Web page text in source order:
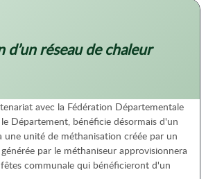
d’un réseau de chaleur
avec la Fédération Départementale
Département, bénéficie désormais d'un
une unité de méthanisation créée par un
par le méthaniseur approvisionnera
communale qui bénéficieront d'un